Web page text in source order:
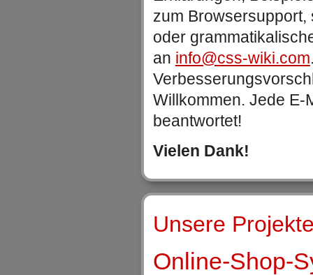
zum
oder
an info@css-wiki.com
Willkommen. Jede E-
beantwortet!
Vielen Dank!
Unsere
Online-Shop-